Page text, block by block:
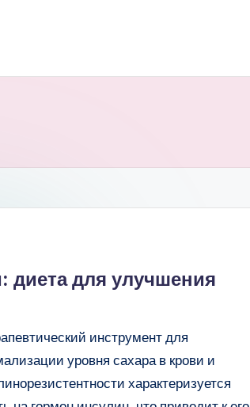
диета для улучшения
инструмент для
уровня сахара в крови и
характеризуется